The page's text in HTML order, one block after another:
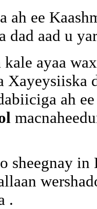
ah ee
dad aad u
kale ayaa
ah
sheegnay
.